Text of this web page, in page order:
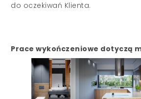
do oczekiwań Klienta.
Prace wykończeniowe dotyczą